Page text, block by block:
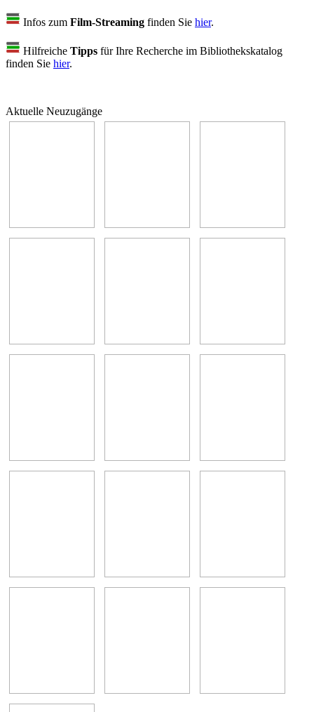
Infos zum Film-Streaming finden Sie hier.
Hilfreiche Tipps für Ihre Recherche im Bibliothekskatalog
finden Sie hier.
Aktuelle Neuzugänge